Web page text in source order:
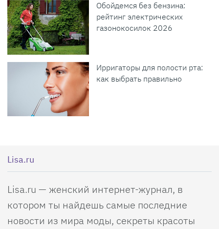
Обойдемся без бензина:
рейтинг электрических
газонокосилок 2026
Ирригаторы для полости рта:
как выбрать правильно
Lisa.ru
Lisa.ru — женский интернет-журнал, в
котором ты найдешь самые последние
новости из мира моды, секреты красоты